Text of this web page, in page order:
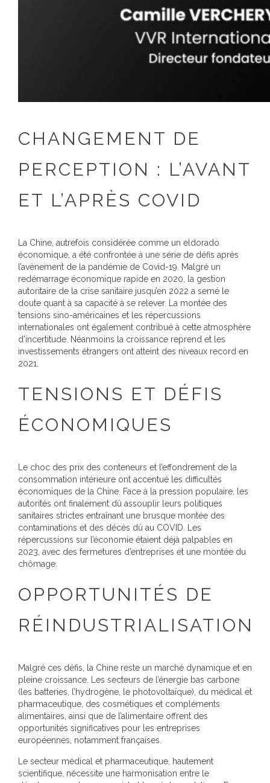
CHANGEMENT DE
PERCEPTION : L’AVANT
ET L’APRÈS COVID
La Chine, autrefois considérée comme un eldorado
économique, a été confrontée à une série de défis après
l’avènement de la pandémie de Covid-19. Malgré un
redémarrage économique rapide en 2020, la gestion
autoritaire de la crise sanitaire jusqu’en 2022 a semé le
doute quant à sa capacité à se relever. La montée des
tensions sino-américaines et les répercussions
internationales ont également contribué à cette atmosphère
d’incertitude. Néanmoins la croissance reprend et les
investissements étrangers ont atteint des niveaux record en
2021.
TENSIONS ET DÉFIS
ÉCONOMIQUES
Le choc des prix des conteneurs et l’effondrement de la
consommation intérieure ont accentué les difficultés
économiques de la Chine. Face à la pression populaire, les
autorités ont finalement dû assouplir leurs politiques
sanitaires strictes entraînant une brusque montée des
contaminations et des décès dû au COVID. Les
répercussions sur l’économie étaient déjà palpables en
2023, avec des fermetures d’entreprises et une montée du
chômage.
OPPORTUNITÉS DE
RÉINDUSTRIALISATION
Malgré ces défis, la Chine reste un marché dynamique et en
pleine croissance. Les secteurs de l’énergie bas carbone
(les batteries, l’hydrogène, le photovoltaïque), du médical et
pharmaceutique, des cosmétiques et compléments
alimentaires, ainsi que de l’alimentaire offrent des
opportunités significatives pour les entreprises
européennes, notamment françaises.
Le secteur médical et pharmaceutique, hautement
scientifique, nécessite une harmonisation entre le